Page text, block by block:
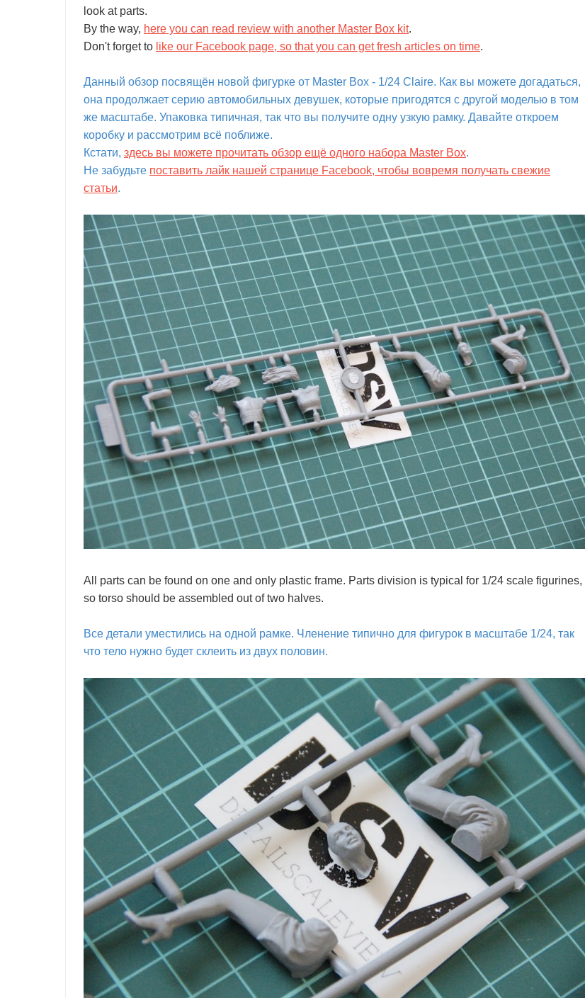
look at parts.
By the way, here you can read review with another Master Box kit.
Don't forget to like our Facebook page, so that you can get fresh articles on time.
Данный обзор посвящён новой фигурке от Master Box - 1/24 Claire. Как вы можете догадаться,
она продолжает серию автомобильных девушек, которые пригодятся с другой моделью в том
же масштабе. Упаковка типичная, так что вы получите одну узкую рамку. Давайте откроем
коробку и рассмотрим всё поближе.
Кстати, здесь вы можете прочитать обзор ещё одного набора Master Box.
Не забудьте поставить лайк нашей странице Facebook, чтобы вовремя получать свежие
статьи.
All parts can be found on one and only plastic frame. Parts division is typical for 1/24 scale figurines,
so torso should be assembled out of two halves.
Все детали уместились на одной рамке. Членение типично для фигурок в масштабе 1/24, так
что тело нужно будет склеить из двух половин.